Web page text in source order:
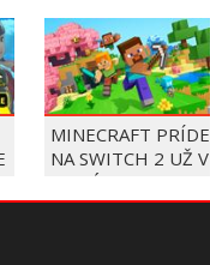
MINECRAFT PRÍDE
NA SWITCH 2 UŽ V
OKTÓBRI